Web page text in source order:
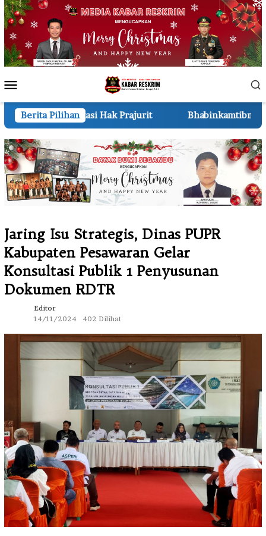
Loncat
ke
konten
Mobile
Berita Pilihan
Prajurit Bhabinkamtibmas Polsek Pkl Kerinci
Jaring Isu Strategis, Dinas PUPR
Kabupaten Pesawaran Gelar
Konsultasi Publik 1 Penyusunan
Dokumen RDTR
Editor
14/11/2024
402 Dilihat